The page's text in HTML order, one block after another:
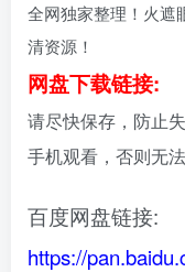
全网独家整理！火遮
清资源！
网盘下载链接:
请尽快保存，防止
手机观看，否则无
百度网盘链接:
https://